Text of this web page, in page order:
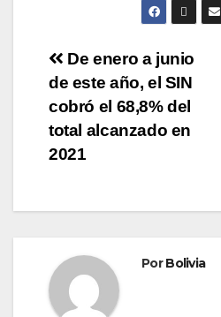
De enero a junio
de este año, el SIN
cobró el 68,8% del
total alcanzado en
2021
PorBolivia